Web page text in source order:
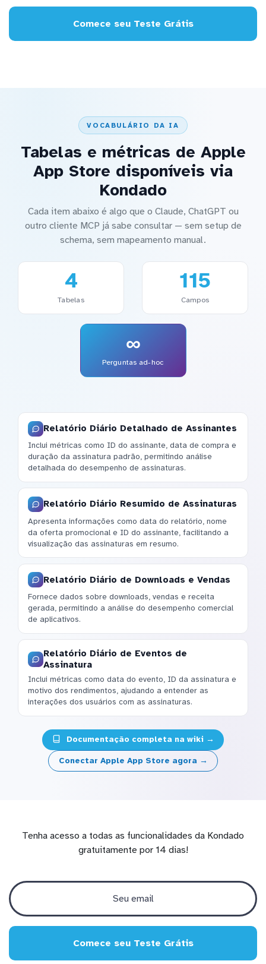
Comece seu Teste Grátis
VOCABULÁRIO DA IA
Tabelas e métricas de Apple
App Store disponíveis via
Kondado
Cada item abaixo é algo que o Claude, ChatGPT ou
outro cliente MCP já sabe consultar — sem setup de
schema, sem mapeamento manual.
4
Tabelas
115
Campos
∞
Perguntas ad-hoc
Relatório Diário Detalhado de Assinantes
Inclui métricas como ID do assinante, data de compra e
duração da assinatura padrão, permitindo análise
detalhada do desempenho de assinaturas.
Relatório Diário Resumido de Assinaturas
Apresenta informações como data do relatório, nome
da oferta promocional e ID do assinante, facilitando a
visualização das assinaturas em resumo.
Relatório Diário de Downloads e Vendas
Fornece dados sobre downloads, vendas e receita
gerada, permitindo a análise do desempenho comercial
de aplicativos.
Relatório Diário de Eventos de
Assinatura
Inclui métricas como data do evento, ID da assinatura e
motivo dos rendimentos, ajudando a entender as
interações dos usuários com as assinaturas.
Documentação completa na wiki →
Conectar Apple App Store agora →
Tenha acesso a todas as funcionalidades da Kondado
gratuitamente por 14 dias!
Comece seu Teste Grátis